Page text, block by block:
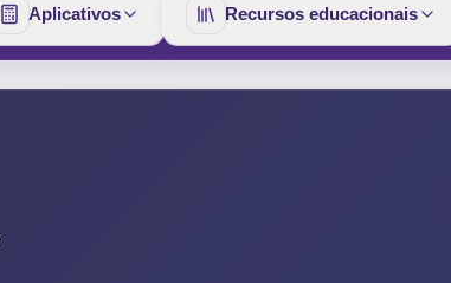
Aplicativos Recursos educacionais